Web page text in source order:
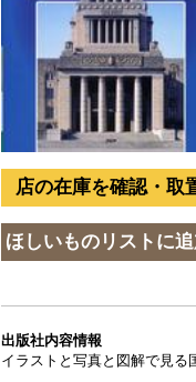
出版社内容情報
イラストと写真と図解で見る